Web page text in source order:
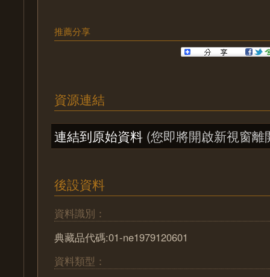
推薦分享
資源連結
連結到原始資料 (您即將開啟新視窗離
後設資料
資料識別：
典藏品代碼:01-ne1979120601
資料類型：